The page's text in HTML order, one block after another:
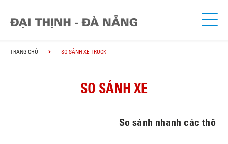
TRANG CHỦ SO SÁNH XE TRUCK
SO SÁNH XE
So sánh nhanh các